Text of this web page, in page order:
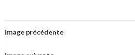
Image précédente